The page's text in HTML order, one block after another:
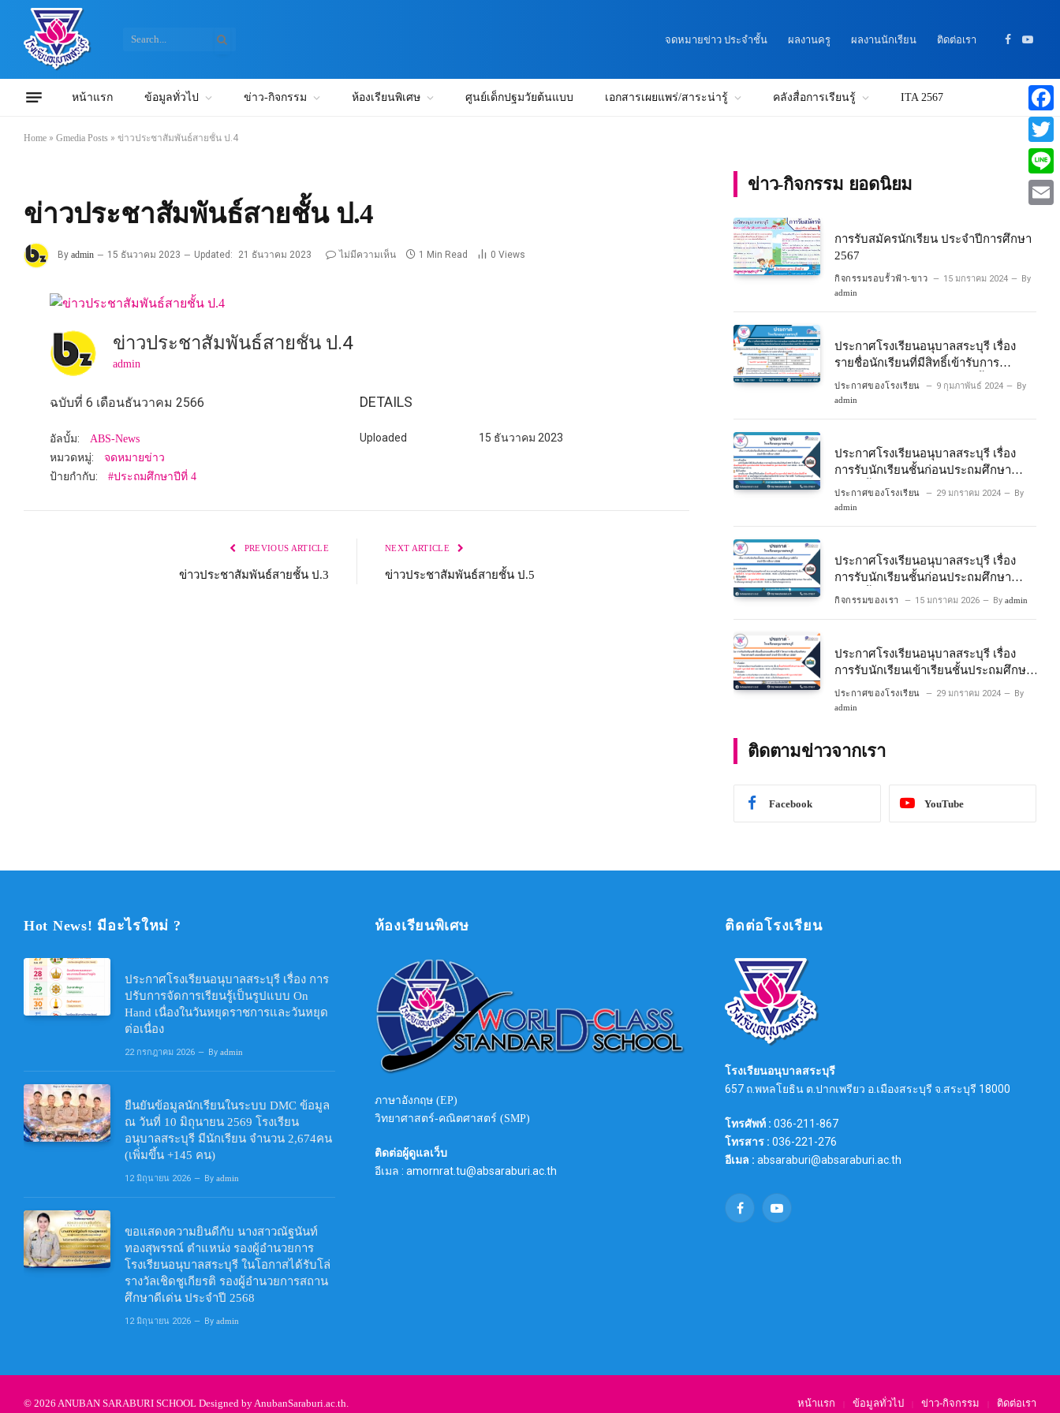
จดหมายข่าว ประจำชั้น ผลงานครู ผลงานนักเรียน ติดต่อเรา
Facebook
หน้าแรก ข้อมูลทั่วไป ข่าว-กิจกรรม ห้องเรียนพิเศษ ศูนย์เด็กปฐมวัยต้นแบบ เอกสารเผยแพร่/สาระน่ารู้ คลังสื่อการเรียนรู้ ITA 2567
Home » Gmedia Posts » ข่าวประชาสัมพันธ์สายชั้น ป.4
ข่าวประชาสัมพันธ์สายชั้น ป.4
By admin 15 ธันวาคม 2023 Updated: 21 ธันวาคม 2023 ไม่มีความเห็น 1 Min Read 0 Views
ข่าวประชาสัมพันธ์สายชั้น ป.4
admin
ฉบับที่ 6 เดือนธันวาคม 2566
อัลบั้ม: ABS-News
หมวดหมู่: จดหมายข่าว
ป้ายกำกับ: #ประถมศึกษาปีที่ 4
DETAILS
Uploaded 15 ธันวาคม 2023
PREVIOUS ARTICLE
ข่าวประชาสัมพันธ์สายชั้น ป.3
NEXT ARTICLE
ข่าวประชาสัมพันธ์สายชั้น ป.5
ข่าว-กิจกรรม ยอดนิยม
การรับสมัครนักเรียน ประจำปีการศึกษา
2567
กิจกรรมรอบรั้วฟ้า-ขาว 15 มกราคม 2024 By
admin
ประกาศโรงเรียนอนุบาลสระบุรี เรื่อง
รายชื่อนักเรียนที่มีสิทธิ์เข้ารับการ
ประเมินความพร้อมเข้าเรียนชั้นประถม
ศึกษาปีที่ 1 โครงการห้องเรียนพิเศษ
ประกาศของโรงเรียน 9 กุมภาพันธ์ 2024 By
admin
ประกาศโรงเรียนอนุบาลสระบุรี เรื่อง
การรับนักเรียนชั้นก่อนประถมศึกษา
ระดับชั้นอนุบาลปีที่ 2 ประจําปีการศึกษา
2567
ประกาศของโรงเรียน 29 มกราคม 2024 By
admin
ประกาศโรงเรียนอนุบาลสระบุรี เรื่อง
การรับนักเรียนชั้นก่อนประถมศึกษา
ระดับชั้นอนุบาลปีที่ ๒ ประจำปีการศึกษา
กิจกรรมของเรา 15 มกราคม 2026 By admin
ประกาศโรงเรียนอนุบาลสระบุรี เรื่อง
การรับนักเรียนเข้าเรียนชั้นประถมศึกษา
ปีที่ 1 โครงการห้องเรียนพิเศษ
วิทยาศาสตร์ และคณิตศาสตร์ ประจําปี
ประกาศของโรงเรียน 29 มกราคม 2024 By
admin
ติดตามข่าวจากเรา
Facebook YouTube
Hot News! มีอะไรใหม่ ?
ประกาศโรงเรียนอนุบาลสระบุรี เรื่อง การ
ปรับการจัดการเรียนรู้เป็นรูปแบบ On
Hand เนื่องในวันหยุดราชการและวันหยุด
ต่อเนื่อง
22 กรกฎาคม 2026 By admin
ยืนยันข้อมูลนักเรียนในระบบ DMC ข้อมูล
ณ วันที่ 10 มิถุนายน 2569 โรงเรียน
อนุบาลสระบุรี มีนักเรียน จำนวน 2,674คน
(เพิ่มขึ้น +145 คน)
12 มิถุนายน 2026 By admin
ขอแสดงความยินดีกับ นางสาวณัฐนันท์
ทองสุพรรณ์ ตำแหน่ง รองผู้อำนวยการ
โรงเรียนอนุบาลสระบุรี ในโอกาสได้รับโล่
รางวัลเชิดชูเกียรติ รองผู้อำนวยการสถาน
ศึกษาดีเด่น ประจำปี 2568
12 มิถุนายน 2026 By admin
ห้องเรียนพิเศษ
ภาษาอังกฤษ (EP)
วิทยาศาสตร์-คณิตศาสตร์ (SMP)
ติดต่อผู้ดูแลเว็บ
อีเมล : amornrat.tu@absaraburi.ac.th
ติดต่อโรงเรียน
โรงเรียนอนุบาลสระบุรี
657 ถ.พหลโยธิน ต.ปากเพรียว อ.เมืองสระบุรี จ.สระบุรี 18000
โทรศัพท์ : 036-211-867
โทรสาร : 036-221-276
อีเมล : absaraburi@absaraburi.ac.th
FacebookYouTube
© 2026 ANUBAN SARABURI SCHOOL Designed byAnubanSaraburi.ac.th. หน้าแรก ข้อมูลทั่วไป ข่าว-กิจกรรม ติดต่อเรา
Line